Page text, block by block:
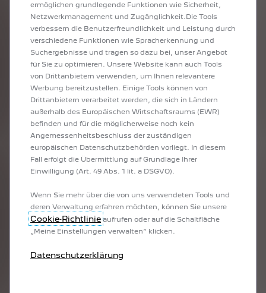
unter der linken Sonnenblende. Ebenso ist es wichtig den
Rettungskräften mitzuteilen, dass Sie eine Rettungskarte
mitführen.
ZU DEN RETTUNGSDATENBLÄTTERN
KONTAKT BIE EINEM
UNFALL ODER EINER
PANNE
Bei einem Unfall
kontaktieren Sie
Rettung: 112
Bei einer Panne kontaktieren
Sie
ermöglichen grundlegende Funktionen wie Sicherheit,
Netzwerkmanagement und Zugänglichkeit.Die Tools
verbessern die Benutzerfreundlichkeit und Leistung durch
verschiedene Funktionen wie Spracherkennung und
Suchergebnisse und tragen so dazu bei, unser Angebot
für Sie zu optimieren. Unsere Website kann auch Tools
von Drittanbietern verwenden, um Ihnen relevantere
Werbung bereitzustellen. Einige Tools können von
Drittanbietern verarbeitet werden, die sich in Ländern
außerhalb des Europäischen Wirtschaftsraums (EWR)
befinden und für die möglicherweise noch kein
Angemessenheitsbeschluss der zuständigen
europäischen Datenschutzbehörden vorliegt. In diesem
Fall erfolgt die Übermittlung auf Grundlage Ihrer
Einwilligung (Art. 49 Abs. 1 lit. a DSGVO).
Wenn Sie mehr über die von uns verwendeten Tools und
deren Verwaltung erfahren möchten, können Sie unsere
Cookie‑Richtlinie aufrufen oder auf die Schaltfläche
„Meine Einstellungen verwalten“ klicken.
Datenschutzerklärung